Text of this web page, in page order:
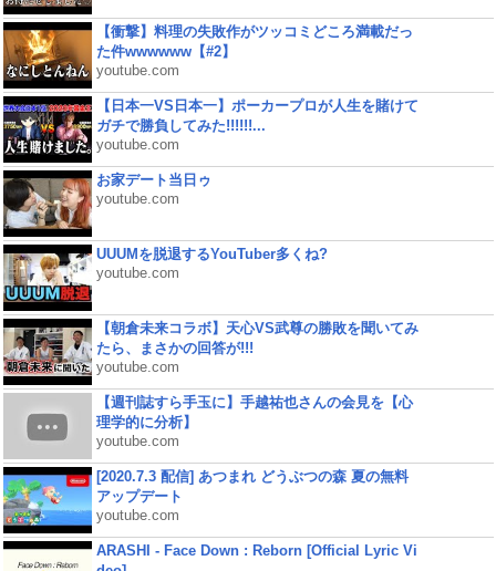
【衝撃】料理の失敗作がツッコミどころ満載だっ
た件wwwwww【#2】
youtube.com
【日本一VS日本一】ポーカープロが人生を賭けて
ガチで勝負してみた!!!!!!...
youtube.com
お家デート当日ゥ
youtube.com
UUUMを脱退するYouTuber多くね?
youtube.com
【朝倉未来コラボ】天心VS武尊の勝敗を聞いてみ
たら、まさかの回答が!!!
youtube.com
【週刊誌すら手玉に】手越祐也さんの会見を【心
理学的に分析】
youtube.com
[2020.7.3 配信] あつまれ どうぶつの森 夏の無料
アップデート
youtube.com
ARASHI - Face Down : Reborn [Official Lyric Vi